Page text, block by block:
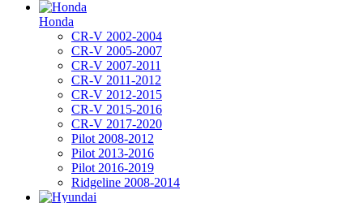
Honda
CR-V 2002-2004
CR-V 2005-2007
CR-V 2007-2011
CR-V 2011-2012
CR-V 2012-2015
CR-V 2015-2016
CR-V 2017-2020
Pilot 2008-2012
Pilot 2013-2016
Pilot 2016-2019
Ridgeline 2008-2014